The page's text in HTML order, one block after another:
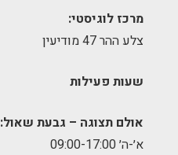
מרכז לוגיסטי:
צלע ההר 47 מודיעין
שעות פעילות
אולם תצוגה – גבעת שאול:
א׳-ה׳ 09:00-17:00